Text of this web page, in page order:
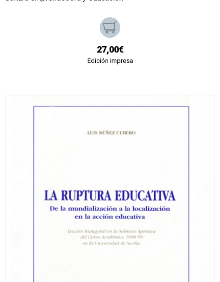
27,00€
Edición impresa